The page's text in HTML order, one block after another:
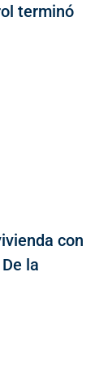
terminó
con
la